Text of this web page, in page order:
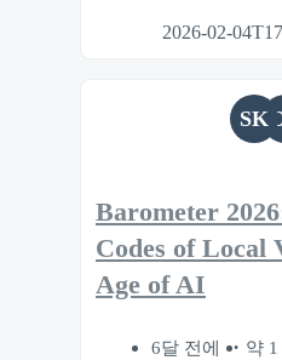
2026-02-
SK
Barometer
Codes of Local
Age of AI
6달 전에 약